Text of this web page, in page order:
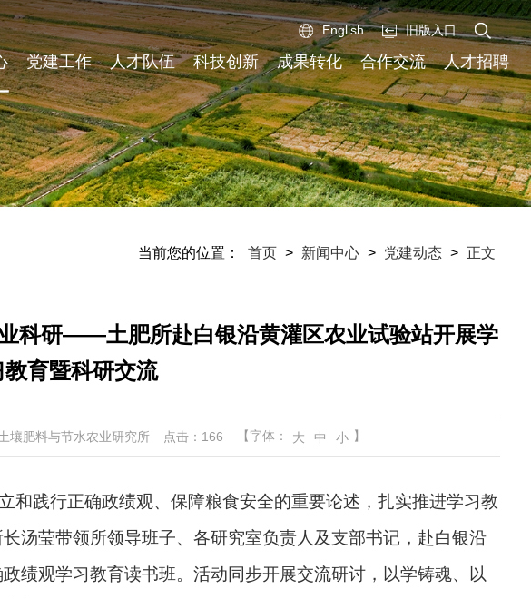
旧版入口
English
党建工作 人才队伍 科技创新 成果转化 合作交流 人才招聘
当前您的位置： 首页 > 新闻中心 > 党建动态 > 正文
科研——土肥所赴白银沿黄灌区农业试验站开展学
教育暨科研交流
壤肥料与节水农业研究所 点击： 166 【字体： 大 中 小 】
和践行正确政绩观、保障粮食安全的重要论述，扎实推进学习教
汤莹带领所领导班子、各研究室负责人及支部书记，赴白银沿
绩观学习教育读书班。活动同步开展交流研讨，以学铸魂、以